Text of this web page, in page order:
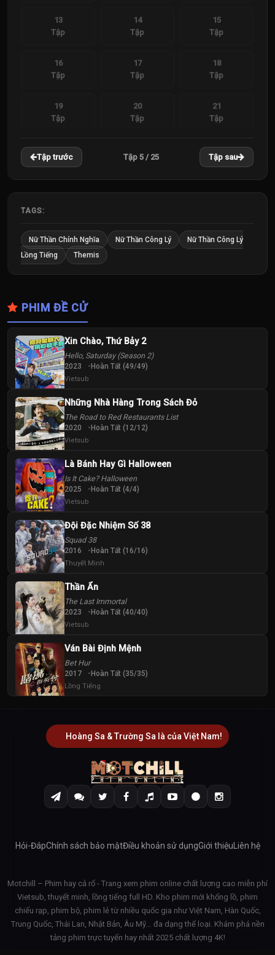
13
Tập
14
Tập
15
Tập
16
Tập
17
Tập
18
Tập
19
Tập
20
Tập
21
Tập
22
Tập
Tập
24
Tập
25
Tập trước Tập 5 / 25 Tập sau
TAGS:
Nữ Thần Chính Nghĩa Nữ Thần Công Lý
Nữ Thần Công Lý
Lồng Tiếng
Themis
PHIM ĐỀ CỬ
Xin Chào, Thứ Bảy 2
Hello, Saturday (Season 2)
2023 Hoàn Tất (49/49)
Vietsub
Những Nhà Hàng Trong Sách Đỏ
The Road to Red Restaurants List
2020 Hoàn Tất (12/12)
Vietsub
Là Bánh Hay Gì Halloween
Is It Cake? Halloween
2025 Hoàn Tất (4/4)
Vietsub
Đội Đặc Nhiệm Số 38
Squad 38
2016 Hoàn Tất (16/16)
Thuyết Minh
Thần Ẩn
The Last Immortal
2023 Hoàn Tất (40/40)
Vietsub
Ván Bài Định Mệnh
Bet Hur
2017 Hoàn Tất (35/35)
Lồng Tiếng
Hoàng Sa & Trường Sa là của Việt Nam!
Hỏi-ĐápChính sách bảo mậtĐiều khoản sử dụngGiới thiệu Liên hệ
Motchill – Phim hay cả rổ - Trang xem phim online chất lượng cao miễn phí
Vietsub, thuyết minh, lồng tiếng full HD. Kho phim mới khổng lồ, phim
chiếu rạp, phim bộ, phim lẻ từ nhiều quốc gia như Việt Nam, Hàn Quốc,
Trung Quốc, Thái Lan, Nhật Bản, Âu Mỹ… đa dạng thể loại. Khám phá nền
tảng phim trực tuyến hay nhất 2025 chất lượng 4K!